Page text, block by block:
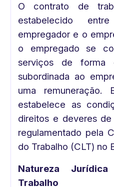
O contrato de
estabelecido
empregador e o
o empregado se
serviços de forma
subordinada ao
uma remuneração.
estabelece as
direitos e deveres
regulamentado pela
do Trabalho (CLT) no
Natureza
Trabalho